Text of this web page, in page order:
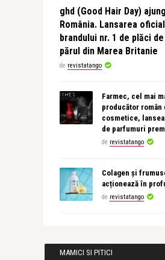
ghd (Good Hair Day)
România. Lansarea
brandului nr. 1 de plăci
părul din Marea Britanie
de revistatango
Farmec, cel mai
producător român
cosmetice,
de parfumuri
de revistatango
Colagen și
acționează în
de revistatango
MAMICI SI PITICI